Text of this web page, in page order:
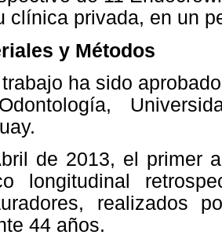
clínica privada, en un
y Métodos
ha sido
de 2013, el primer
longitudinal
realizados
44 años.